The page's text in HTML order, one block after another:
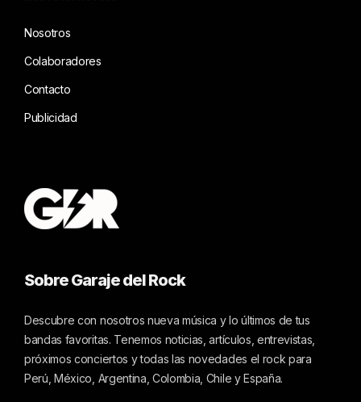
Nosotros
Colaboradores
Contacto
Publicidad
Sobre Garaje del Rock
Descubre con nosotros nueva música y lo últimos de tus
bandas favoritas. Tenemos noticias, artículos, entrevistas,
próximos conciertos y todas las novedades el rock para
Perú, México, Argentina, Colombia, Chile y España.